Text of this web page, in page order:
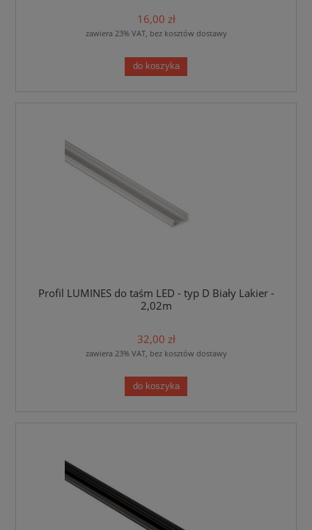
16,00 zł
zawiera 23% VAT, bez kosztów dostawy
do koszyka
Profil LUMINES do taśm LED - typ D Biały Lakier -
2,02m
32,00 zł
zawiera 23% VAT, bez kosztów dostawy
do koszyka